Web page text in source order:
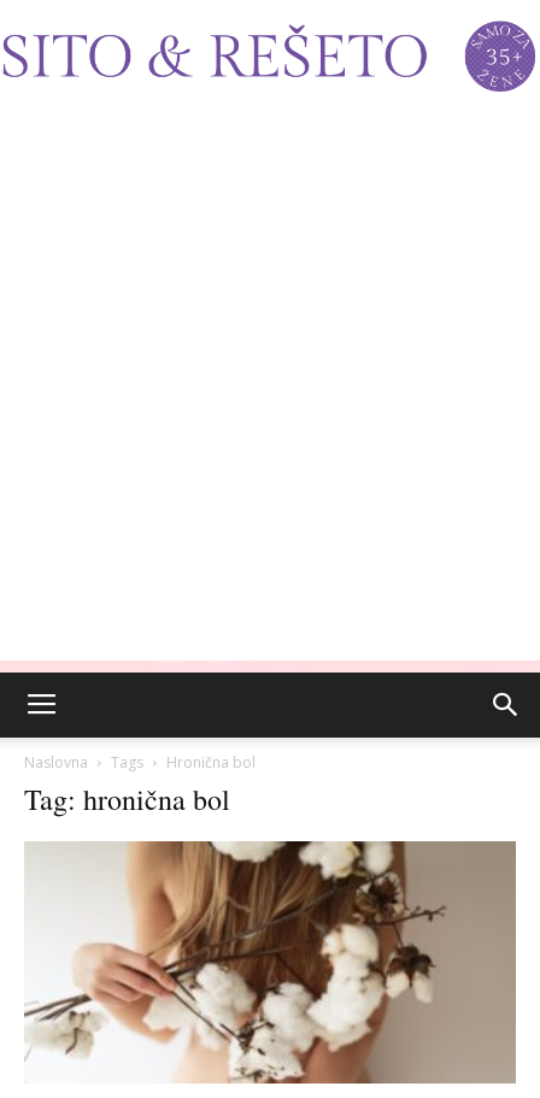
Naslovna Tags Hronična bol
Tag: hronična bol